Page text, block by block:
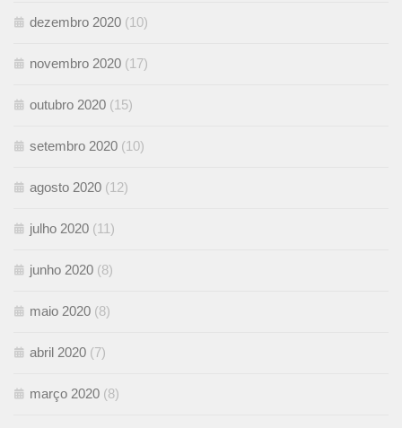
dezembro 2020 (10)
novembro 2020 (17)
outubro 2020 (15)
setembro 2020 (10)
agosto 2020 (12)
julho 2020 (11)
junho 2020 (8)
maio 2020 (8)
abril 2020 (7)
março 2020 (8)